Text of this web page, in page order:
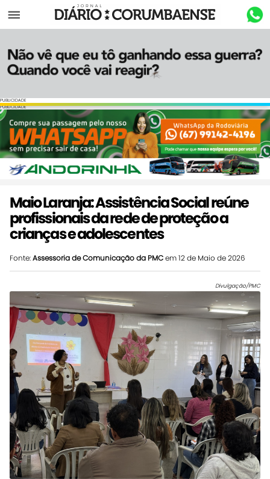
Menu
PUBLICIDADE
PUBLICIDADE
Maio Laranja: Assistência Social reúne
profissionais da rede de proteção a
crianças e adolescentes
Fonte:Assessoria de Comunicação da PMCem 12 de Maio de 2026
Divulgação/PMC